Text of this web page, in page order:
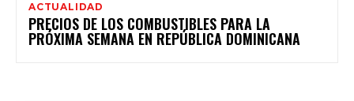
ACTUALIDAD
PRECIOS DE LOS COMBUSTIBLES PARA LA
PRÓXIMA SEMANA EN REPÚBLICA DOMINICANA